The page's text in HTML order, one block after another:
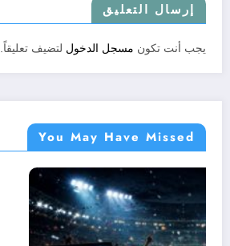
إرسال التعليق
يجب أنت تكون مسجل الدخول لتضيف تعليقاً.
You May Have Missed
جوابى